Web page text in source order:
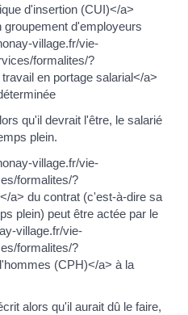
d'insertion (CUI)</a>
d'employeurs
village.fr/vie-
formalites/?
en portage salarial</a>
qu'il devrait l'être, le salarié
plein.
village.fr/vie-
formalites/?
a> du contrat (c'est-à-dire sa
plein) peut être actée par le
village.fr/vie-
formalites/?
(CPH)</a> à la
alors qu'il aurait dû le faire,